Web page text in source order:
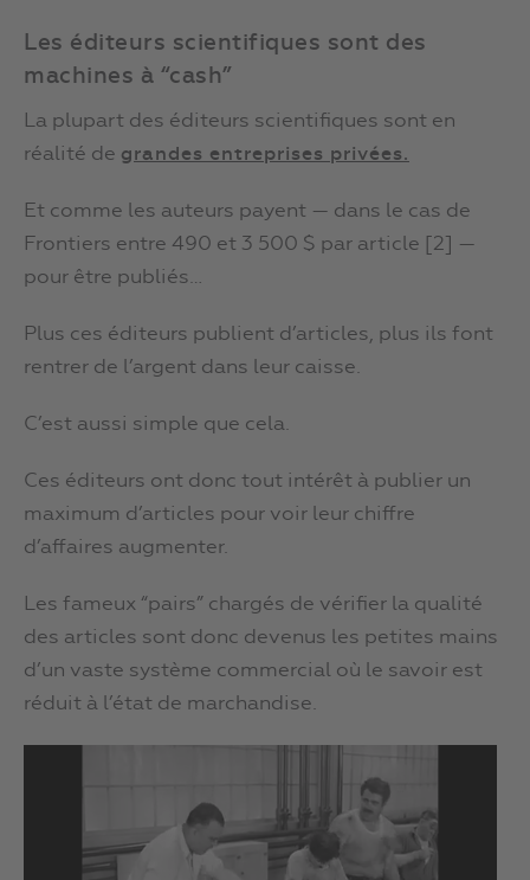
Les éditeurs scientifiques sont des
machines à “cash”
La plupart des éditeurs scientifiques sont en
réalité de grandes entreprises privées.
Et comme les auteurs payent — dans le cas de
Frontiers entre 490 et 3 500 $ par article [2] —
pour être publiés…
Plus ces éditeurs publient d’articles, plus ils font
rentrer de l’argent dans leur caisse.
C’est aussi simple que cela.
Ces éditeurs ont donc tout intérêt à publier un
maximum d’articles pour voir leur chiffre
d’affaires augmenter.
Les fameux “pairs” chargés de vérifier la qualité
des articles sont donc devenus les petites mains
d’un vaste système commercial où le savoir est
réduit à l’état de marchandise.